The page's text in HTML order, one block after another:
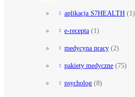
aplikacja S7HEALTH (1)
e-recepta (1)
medycyna pracy (2)
pakiety medyczne (75)
psycholog (8)